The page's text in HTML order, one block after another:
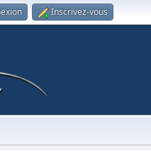
Inscrivez-vous